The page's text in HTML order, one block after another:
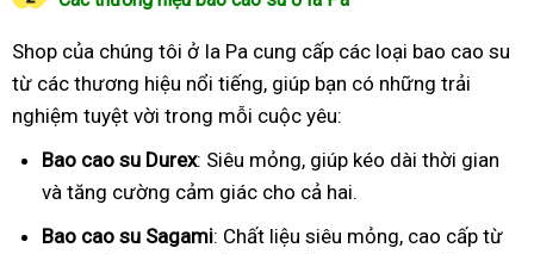
Shop của chúng tôi ở Ia Pa cung cấp các loại bao cao su
từ các thương hiệu nổi tiếng, giúp bạn có những trải
nghiệm tuyệt vời trong mỗi cuộc yêu:
Bao cao su Durex: Siêu mỏng, giúp kéo dài thời gian
và tăng cường cảm giác cho cả hai.
Bao cao su Sagami: Chất liệu siêu mỏng, cao cấp từ